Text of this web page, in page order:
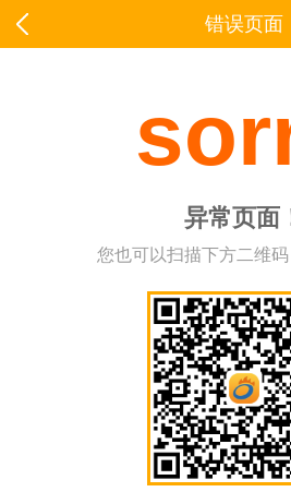
错误页面
异常页面
您也可以扫描下方二维